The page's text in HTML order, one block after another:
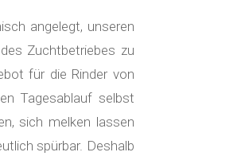
angelegt, unseren
Zuchtbetriebes zu
für die Rinder von
Tagesablauf selbst
sich melken lassen
spürbar. Deshalb